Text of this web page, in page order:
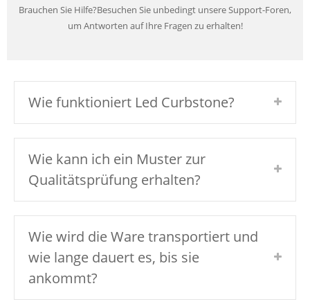
Brauchen Sie Hilfe?Besuchen Sie unbedingt unsere Support-Foren,
um Antworten auf Ihre Fragen zu erhalten!
Wie funktioniert Led Curbstone?
Wie kann ich ein Muster zur
Qualitätsprüfung erhalten?
Wie wird die Ware transportiert und
wie lange dauert es, bis sie
ankommt?